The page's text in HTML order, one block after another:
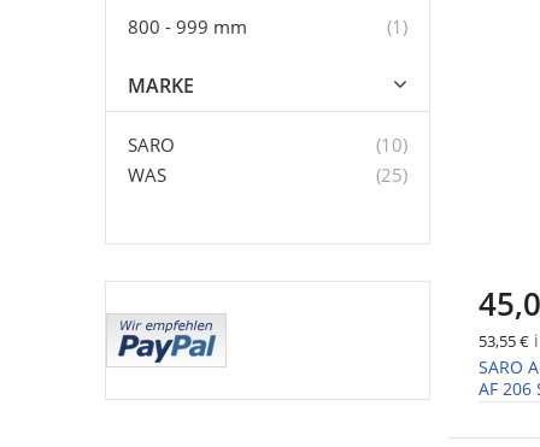
53,55 €
SARO
AF 206
800 - 999 mm 1 Artikel
MARKE
SARO 10Artikel
WAS
25Artikel